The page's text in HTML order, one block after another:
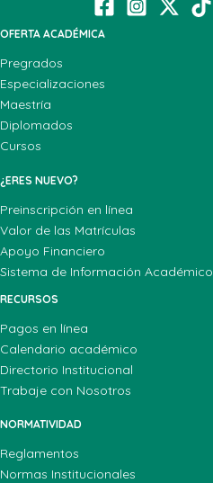
OFERTA ACADÉMICA
Pregrados
Especializaciones
Maestría
Diplomados
Cursos
¿ERES NUEVO?
Preinscripción en línea
Valor de las Matrículas
Apoyo Financiero
Sistema de Información Académico
RECURSOS
Pagos en línea
Calendario académico
Directorio Institucional
Trabaje con Nosotros
NORMATIVIDAD
Reglamentos
Normas Institucionales